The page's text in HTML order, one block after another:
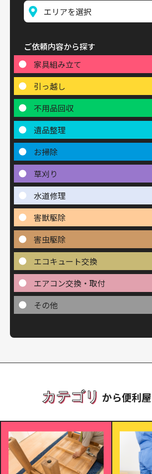
ご依頼内容から探す
家具組み立て
引っ越し
不用品回収
遺品整理
お掃除
草刈り
水道修理
害獣駆除
害虫駆除
エコキュート交換
エアコン交換・取付
その他
カテゴリ から便利